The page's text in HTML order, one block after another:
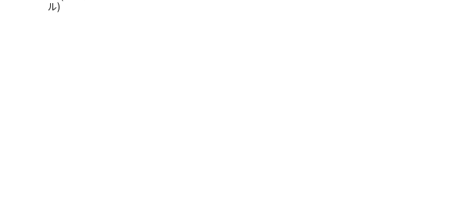
ル)